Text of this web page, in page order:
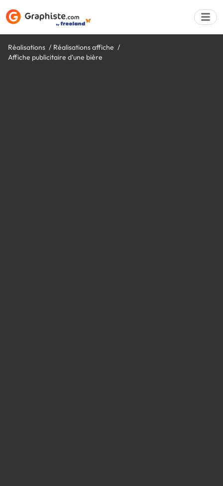
Réalisations
Réalisations affiche
Affiche publicitaire d'une bière